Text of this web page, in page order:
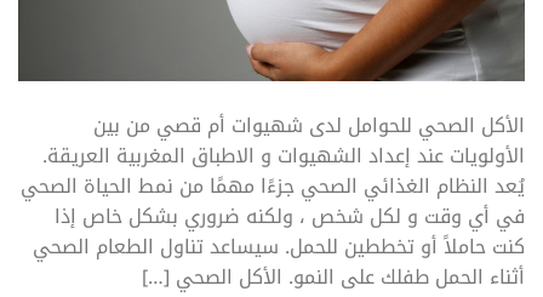
الأكل الصحي للحوامل لدى شهيوات أم قصي من بين
الأولويات عند إعداد الشهيوات و الاطباق المغربية العريقة.
يُعد النظام الغذائي الصحي جزءًا مهمًا من نمط الحياة الصحي
في أي وقت و لكل شخص ، ولكنه ضروري بشكل خاص إذا
كنت حاملاً أو تخططين للحمل. سيساعد تناول الطعام الصحي
أثناء الحمل طفلك على النمو. الأكل الصحي […]